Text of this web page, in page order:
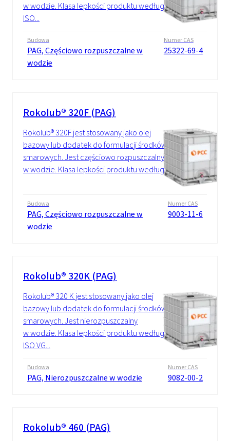
w wodzie. Klasa lepkości produktu według
ISO...
Budowa
PAG, Częściowo rozpuszczalne w
wodzie
Numer CAS
25322-69-4
Rokolub® 320F (PAG)
Rokolub® 320F jest stosowany jako olej
bazowy lub dodatek do formulacji środków
smarowych. Jest częściowo rozpuszczalny
w wodzie. Klasa lepkości produktu według...
Budowa
PAG, Częściowo rozpuszczalne w
wodzie
Numer CAS
9003-11-6
Rokolub® 320K (PAG)
Rokolub® 320 K jest stosowany jako olej
bazowy lub dodatek do formulacji środków
smarowych. Jest nierozpuszczalny
w wodzie. Klasa lepkości produktu według
ISO VG...
Budowa
PAG, Nierozpuszczalne w wodzie
Numer CAS
9082-00-2
Rokolub® 460 (PAG)